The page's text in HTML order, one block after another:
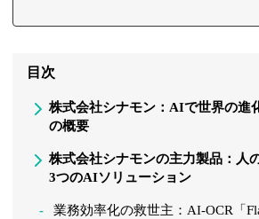
目次
株式会社シナモン：AIで世界の進
の概要
株式会社シナモンの主力製品：人
3つのAIソリューション
業務効率化の救世主：AI-OCR「